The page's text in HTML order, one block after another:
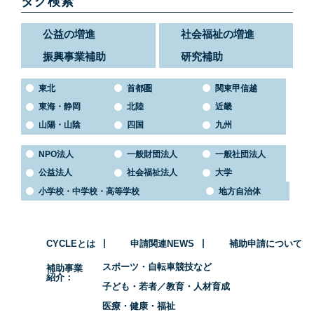
公益の増進
社会福祉の増進
振興事業補助
研究補助
東北 首都圏
関東甲信越
東海・静岡
北陸
近畿
山陽・山陰
四国 九州
NPO法人 一般財団法人
一般社団法人
公益法人
社会福祉法人
大学
小学校・中学校・高等学校
地方自治体
CYCLEとは 申請関連NEWS 補助申請について
補助事業
紹介
スポーツ・自転車競技など
子ども・若者／教育・人材育成
医療・健康・福祉